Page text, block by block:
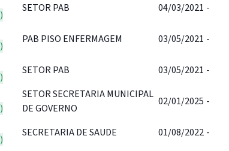
SETOR PAB 04/03/2021 -
PAB PISO ENFERMAGEM 03/05/2021 -
SETOR PAB 03/05/2021 -
SETOR SECRETARIA MUNICIPAL
DE GOVERNO
02/01/2025 -
SECRETARIA DE SAUDE 01/08/2022 -